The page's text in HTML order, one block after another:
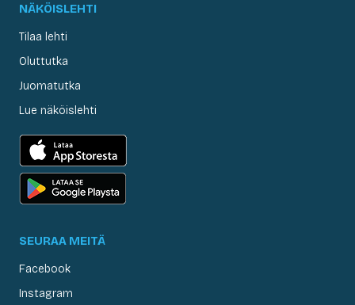
NÄKÖISLEHTI
Tilaa lehti
Oluttutka
Juomatutka
Lue näköislehti
SEURAA MEITÄ
Facebook
Instagram